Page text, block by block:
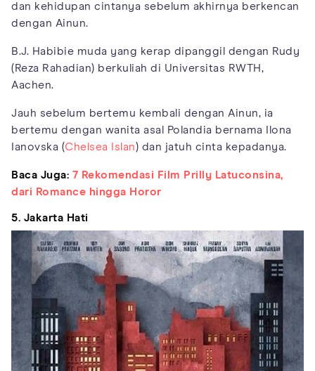
dan kehidupan cintanya sebelum akhirnya berkencan
dengan Ainun.
B.J. Habibie muda yang kerap dipanggil dengan Rudy
(Reza Rahadian) berkuliah di Universitas RWTH,
Aachen.
Jauh sebelum bertemu kembali dengan Ainun, ia
bertemu dengan wanita asal Polandia bernama Ilona
Ianovska (Chelsea Islan) dan jatuh cinta kepadanya.
Baca Juga: 7 Rekomendasi Film Prilly Latuconsina,
dari Romance hingga Horor
5. Jakarta Hati